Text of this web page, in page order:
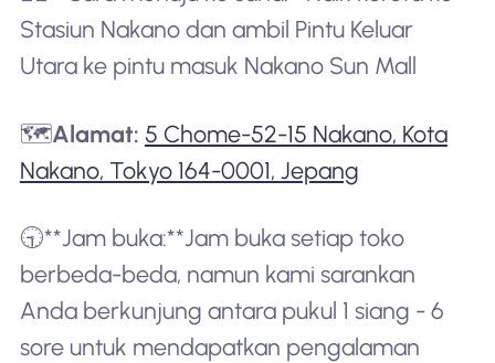
Stasiun Nakano dan ambil Pintu Keluar
Utara ke pintu masuk Nakano Sun Mall
🗺️Alamat: 5 Chome-52-15 Nakano, Kota
Nakano, Tokyo 164-0001, Jepang
🕤**Jam buka:**Jam buka setiap toko
berbeda-beda, namun kami sarankan
Anda berkunjung antara pukul 1 siang - 6
sore untuk mendapatkan pengalaman